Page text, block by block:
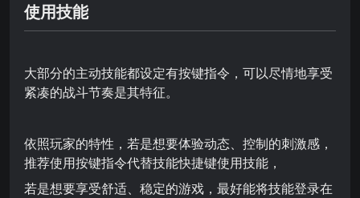
使用技能
大部分的主动技能都设定有按键指令，可以尽情地享受
紧凑的战斗节奏是其特征。
依照玩家的特性，若是想要体验动态、控制的刺激感，
推荐使用按键指令代替技能快捷键使用技能，
若是想要享受舒适、稳定的游戏，最好能将技能登录在